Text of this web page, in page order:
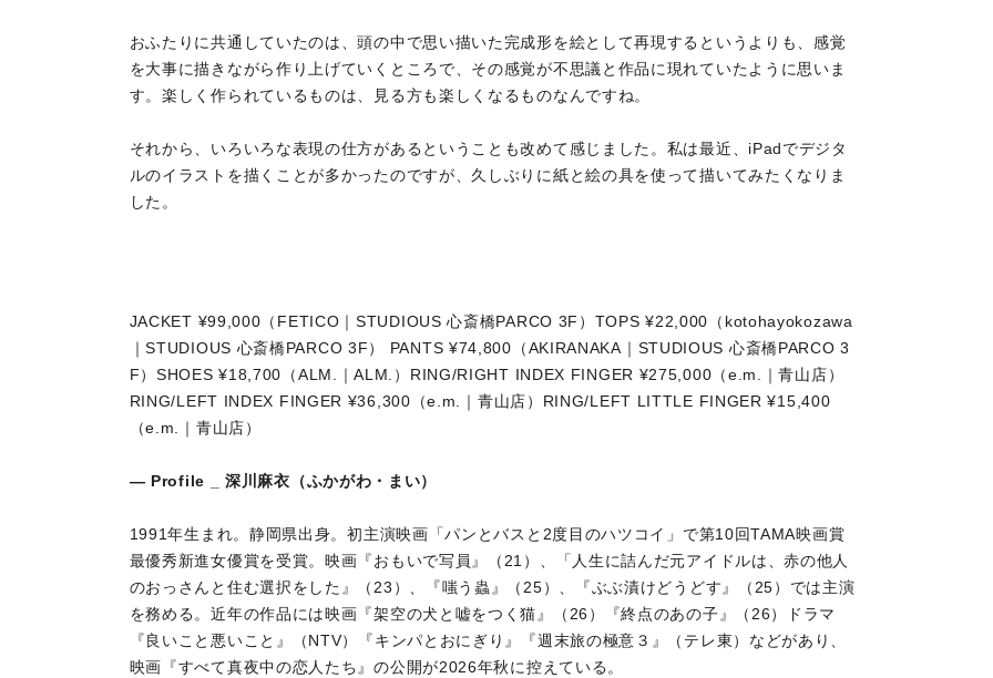
おふたりに共通していたのは、頭の中で思い描いた完成形を絵として再現するというよりも、感覚
を大事に描きながら作り上げていくところで、その感覚が不思議と作品に現れていたように思いま
す。楽しく作られているものは、見る方も楽しくなるものなんですね。
それから、いろいろな表現の仕方があるということも改めて感じました。私は最近、iPadでデジタ
ルのイラストを描くことが多かったのですが、久しぶりに紙と絵の具を使って描いてみたくなりま
した。
JACKET ¥99,000（FETICO｜STUDIOUS 心斎橋PARCO 3F）TOPS ¥22,000（kotohayokozawa
｜STUDIOUS 心斎橋PARCO 3F） PANTS ¥74,800（AKIRANAKA｜STUDIOUS 心斎橋PARCO 3
F）SHOES ¥18,700（ALM.｜ALM.）RING/RIGHT INDEX FINGER ¥275,000（e.m.｜青山店）
RING/LEFT INDEX FINGER ¥36,300（e.m.｜青山店）RING/LEFT LITTLE FINGER ¥15,400
（e.m.｜青山店）
― Profile _ 深川麻衣（ふかがわ・まい）
1991年生まれ。静岡県出身。初主演映画「パンとバスと2度目のハツコイ」で第10回TAMA映画賞
最優秀新進女優賞を受賞。映画『おもいで写員』（21）、「人生に詰んだ元アイドルは、赤の他人
のおっさんと住む選択をした』（23）、『嗤う蟲』（25）、『ぶぶ漬けどうどす』（25）では主演
を務める。近年の作品には映画『架空の犬と嘘をつく猫』（26）『終点のあの子』（26）ドラマ
『良いこと悪いこと』（NTV）『キンパとおにぎり』『週末旅の極意３』（テレ東）などがあり、
映画『すべて真夜中の恋人たち』の公開が2026年秋に控えている。